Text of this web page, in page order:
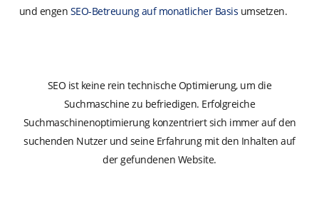
und engen SEO-Betreuung auf monatlicher Basis umsetzen.
SEO ist keine rein technische Optimierung, um die
Suchmaschine zu befriedigen. Erfolgreiche
Suchmaschinenoptimierung konzentriert sich immer auf den
suchenden Nutzer und seine Erfahrung mit den Inhalten auf
der gefundenen Website.